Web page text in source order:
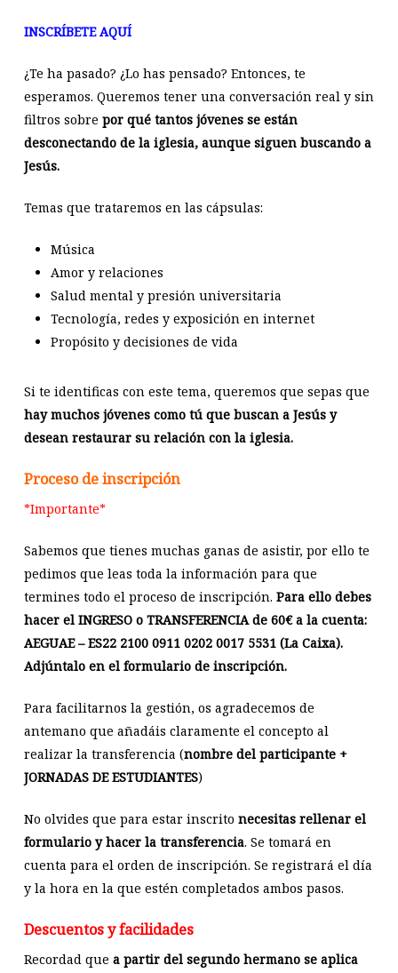
INSCRÍBETE AQUÍ
¿Te ha pasado? ¿Lo has pensado? Entonces, te
esperamos. Queremos tener una conversación real y sin
filtros sobre por qué tantos jóvenes se están
desconectando de la iglesia, aunque siguen buscando a
Jesús.
Temas que trataremos en las cápsulas:
Música
Amor y relaciones
Salud mental y presión universitaria
Tecnología, redes y exposición en internet
Propósito y decisiones de vida
Si te identificas con este tema, queremos que sepas que
hay muchos jóvenes como tú que buscan a Jesús y
desean restaurar su relación con la iglesia.
Proceso de inscripción
*Importante*
Sabemos que tienes muchas ganas de asistir, por ello te
pedimos que leas toda la información para que
termines todo el proceso de inscripción. Para ello debes
hacer el INGRESO o TRANSFERENCIA de 60€ a la cuenta:
AEGUAE – ES22 2100 0911 0202 0017 5531 (La Caixa).
Adjúntalo en el formulario de inscripción.
Para facilitarnos la gestión, os agradecemos de
antemano que añadáis claramente el concepto al
realizar la transferencia (nombre del participante +
JORNADAS DE ESTUDIANTES)
No olvides que para estar inscrito necesitas rellenar el
formulario y hacer la transferencia. Se tomará en
cuenta para el orden de inscripción. Se registrará el día
y la hora en la que estén completados ambos pasos.
Descuentos y facilidades
Recordad que a partir del segundo hermano se aplica